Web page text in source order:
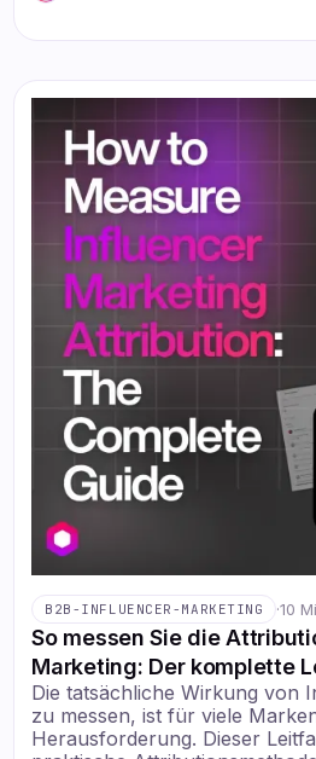
B2B-INFLUENCER-MARKETING ·10
So messen Sie die
Marketing: Der komplette
Die tatsächliche Wirkung von
zu messen, ist für viele
Herausforderung. Dieser